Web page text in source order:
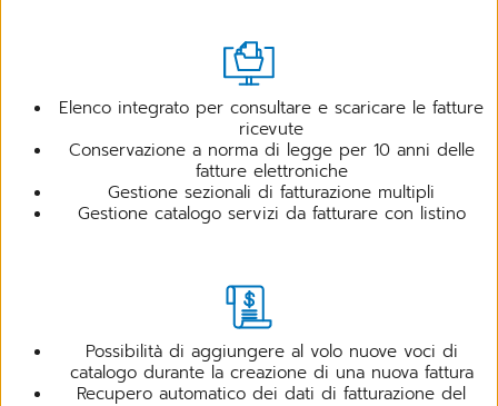
Elenco integrato per consultare e scaricare le fatture
ricevute
Conservazione a norma di legge per 10 anni delle
fatture elettroniche
Gestione sezionali di fatturazione multipli
Gestione catalogo servizi da fatturare con listino
Possibilità di aggiungere al volo nuove voci di
catalogo durante la creazione di una nuova fattura
Recupero automatico dei dati di fatturazione del